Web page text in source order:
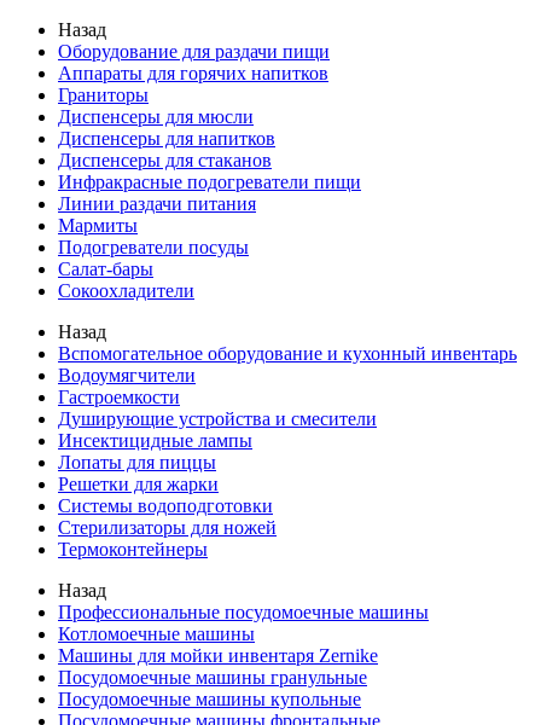
Назад
Оборудование для раздачи пищи
Аппараты для горячих напитков
Граниторы
Диспенсеры для мюсли
Диспенсеры для напитков
Диспенсеры для стаканов
Инфракрасные подогреватели пищи
Линии раздачи питания
Мармиты
Подогреватели посуды
Салат-бары
Сокоохладители
Назад
Вспомогательное оборудование и кухонный инвентарь
Водоумягчители
Гастроемкости
Душирующие устройства и смесители
Инсектицидные лампы
Лопаты для пиццы
Решетки для жарки
Системы водоподготовки
Стерилизаторы для ножей
Термоконтейнеры
Назад
Профессиональные посудомоечные машины
Котломоечные машины
Машины для мойки инвентаря Zernike
Посудомоечные машины гранульные
Посудомоечные машины купольные
Посудомоечные машины фронтальные